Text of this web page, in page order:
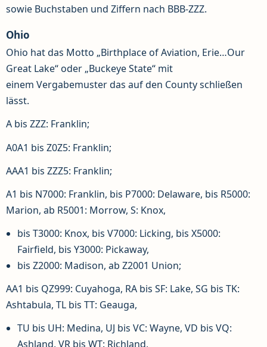
sowie Buchstaben und Ziffern nach BBB-ZZZ.
Ohio
Ohio hat das Motto „Birthplace of Aviation, Erie…Our
Great Lake“ oder „Buckeye State“ mit
einem Vergabemuster das auf den County schließen
lässt.
A bis ZZZ: Franklin;
A0A1 bis Z0Z5: Franklin;
AAA1 bis ZZZ5: Franklin;
A1 bis N7000: Franklin, bis P7000: Delaware, bis R5000:
Marion, ab R5001: Morrow, S: Knox,
bis T3000: Knox, bis V7000: Licking, bis X5000:
Fairfield, bis Y3000: Pickaway,
bis Z2000: Madison, ab Z2001 Union;
AA1 bis QZ999: Cuyahoga, RA bis SF: Lake, SG bis TK:
Ashtabula, TL bis TT: Geauga,
TU bis UH: Medina, UJ bis VC: Wayne, VD bis VQ:
Ashland, VR bis WT: Richland,